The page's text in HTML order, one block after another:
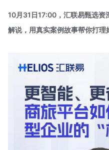
10月31日17:00 ，汇联易甄选
解说，用真实案例故事帮你打理